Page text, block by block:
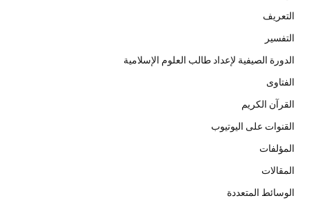
التعريف
التفسير
الدورة الصيفية لإعداد طالب العلوم الإسلامية
الفتاوى
القرآن الكريم
القنوات على اليوتيوب
المؤلفات
المقالات
الوسائط المتعددة